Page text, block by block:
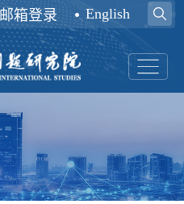
箱登录 English